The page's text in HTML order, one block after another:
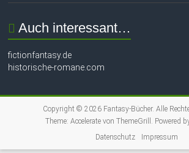
Auch interessant…
fictionfantasy.de
historische-romane.com
Copyright © 2026 Fantasy-Bücher. Alle
Theme: Acceleratevon ThemeGrill. Powered
Datenschutz
Impressum